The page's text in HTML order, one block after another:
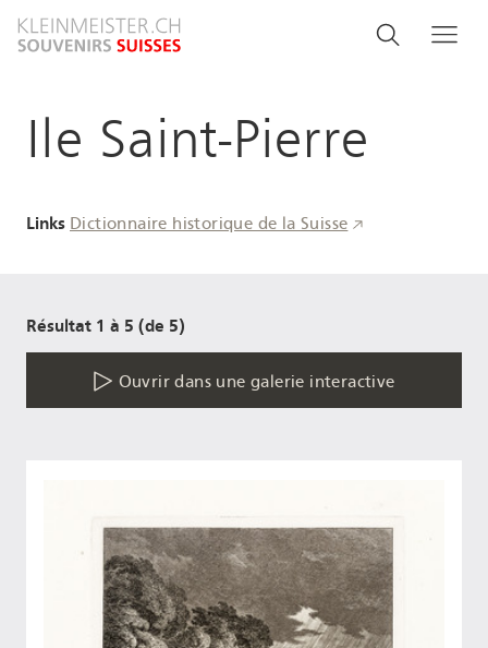
au
Search
Rechercher
Ile Saint-Pierre
Links Dictionnaire historique de la Suisse
Résultat 1 à 5 (de 5)
Ouvrir dans une galerie interactive